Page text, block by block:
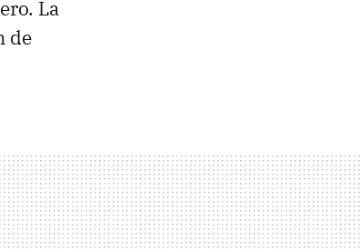
La
de